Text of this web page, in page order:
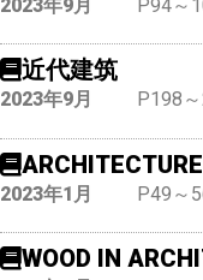
2023年9月 P94～
近代建筑
2023年9月 P198
2023年1月 P49～
WOOD IN